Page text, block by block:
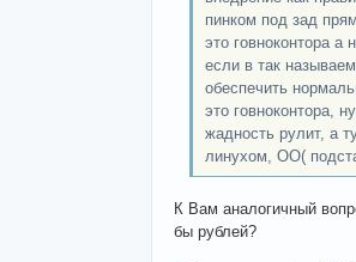
пинком под зад
это говноконтора а
если в так
обеспечить
это говноконтора,
жадность рулит, а
линухом, ОО(
К Вам аналогичный
бы рублей?